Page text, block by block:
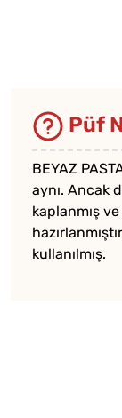
Püf
BEYAZ
aynı. Ancak
kaplanmış
kullanılmış.